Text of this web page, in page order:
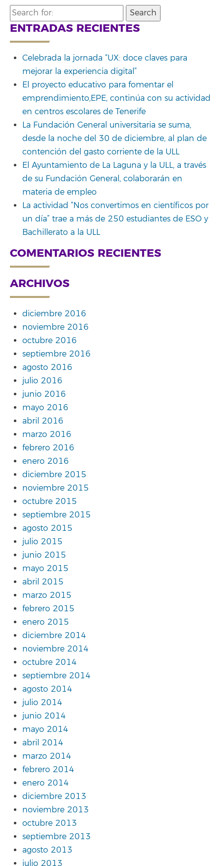
Search
for:
ENTRADAS RECIENTES
Celebrada la jornada “UX: doce claves para
mejorar la experiencia digital”
El proyecto educativo para fomentar el
emprendimiento,EPE, continúa con su actividad
en centros escolares de Tenerife
La Fundación General universitaria se suma,
desde la noche del 30 de diciembre, al plan de
contención del gasto corriente de la ULL
El Ayuntamiento de La Laguna y la ULL, a través
de su Fundación General, colaborarán en
materia de empleo
La actividad “Nos convertimos en científicos por
un día” trae a más de 250 estudiantes de ESO y
Bachillerato a la ULL
COMENTARIOS RECIENTES
ARCHIVOS
diciembre 2016
noviembre 2016
octubre 2016
septiembre 2016
agosto 2016
julio 2016
junio 2016
mayo 2016
abril 2016
marzo 2016
febrero 2016
enero 2016
diciembre 2015
noviembre 2015
octubre 2015
septiembre 2015
agosto 2015
julio 2015
junio 2015
mayo 2015
abril 2015
marzo 2015
febrero 2015
enero 2015
diciembre 2014
noviembre 2014
octubre 2014
septiembre 2014
agosto 2014
julio 2014
junio 2014
mayo 2014
abril 2014
marzo 2014
febrero 2014
enero 2014
diciembre 2013
noviembre 2013
octubre 2013
septiembre 2013
agosto 2013
julio 2013